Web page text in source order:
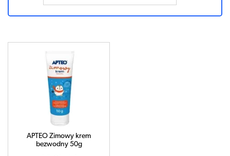
APTEO Zimowy krem
bezwodny 50g